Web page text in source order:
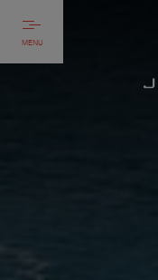
MENU